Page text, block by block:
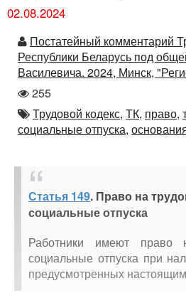
02.08.2024
Автор
Постатейный комментарий
Республики Беларусь под
Василевича. 2024, Минск,
Количество
просмотров
255
Автор
Трудовой кодекс, ТК, право,
социальные отпуска,
Статья 149. Право на
социальные отпуска
Работники имеют право
социальные отпуска при
предусмотренных